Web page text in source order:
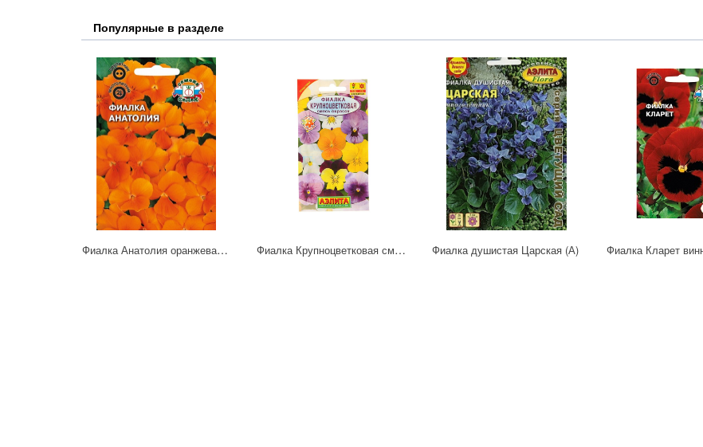
Популярные в разделе
Фиалка Анатолия оранжевая Седек Фиалка Крупноцветковая смесь (А) Фиалка душистая Царская (А)